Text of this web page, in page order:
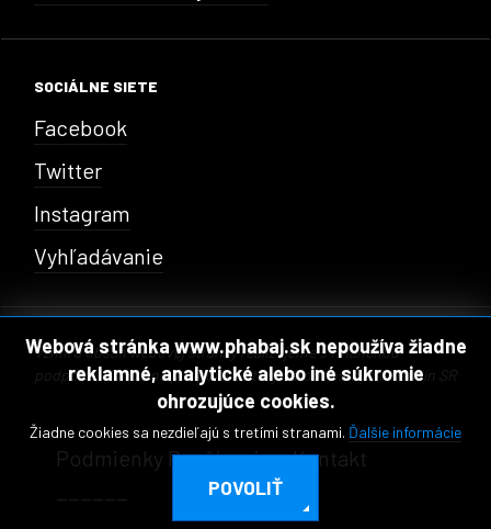
SOCIÁLNE SIETE
Facebook
Twitter
Instagram
Vyhľadávanie
Vznik a obsah webovej stránky realizujeme s finančnou
podporou Fondu na podporu kultúry národnostných menšín SR
Podmienky Používania
Kontakt
Webová stránka www.phabaj.sk nepoužíva žiadne
reklamné, analytické alebo iné súkromie
ohrozujúce cookies.
Žiadne cookies sa nezdieľajú s tretími stranami. Ďalšie informácie
POVOLIŤ